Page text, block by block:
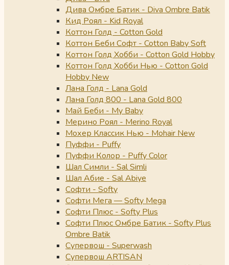
Дива Омбре Батик - Diva Ombre Batik
Кид Роял - Kid Royal
Коттон Голд - Cotton Gold
Коттон Беби Софт - Cotton Baby Soft
Коттон Голд Хобби - Cotton Gold Hobby
Коттон Голд Хобби Нью - Cotton Gold
Hobby New
Лана Голд - Lana Gold
Лана Голд 800 - Lana Gold 800
Май Беби - My Baby
Мерино Роял - Merino Royal
Мохер Классик Нью - Mohair New
Пуффи - Puffy
Пуффи Колор - Puffy Color
Шал Симли - Sal Simli
Шал Абие - Sal Abiye
Софти - Softy
Софти Мега — Softy Mega
Софти Плюс - Softy Plus
Софти Плюс Омбре Батик - Softy Plus
Ombre Batik
Супервош - Superwash
Супервош ARTISAN